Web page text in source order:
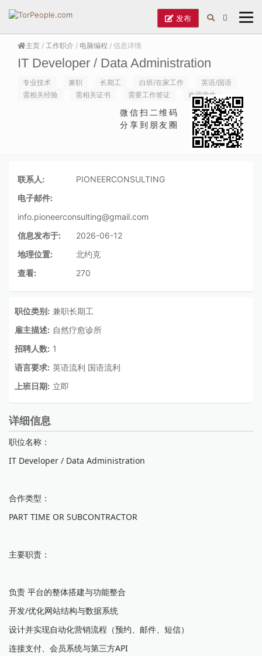
发布
主页 / 工作职介 / 电脑编程 / 信息详情
IT Developer / Data Administration
专业技术 兼职 长期工 白班/在家工作
英语/国语
需相关经验
需相关证书 需要工作签证 欢迎学生
微信扫二维码
分享到朋友圈
联系人:
PIONEERCONSULTING
电子邮件:
info.pioneerconsulting@gmail.com
信息发布于:
2026-06-12
地理位置:
北约克
查看:
270
职位类别: 兼职长期工
雇主描述: 自然疗愈诊所
招聘人数: 1
语言要求: 英语流利 国语流利
上班日期: 立即
详细信息
职位名称：
IT Developer / Data Administration
合作类型：
PART TIME OR SUBCONTRACTOR
主要职责：
负责 平台的整体搭建与功能整合
开发/优化网站结构与数据系统
设计并实现自动化营销流程（预约、邮件、短信）
连接支付、会员系统与第三方API